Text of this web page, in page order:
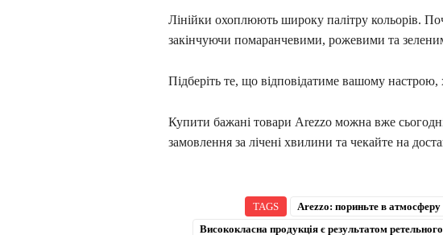
Лінійки охоплюють широку палітру кольорів.
закінчуючи помаранчевими, рожевими та
Підберіть те, що відповідатиме вашому настрою,
Купити бажані товари Arezzo можна вже
замовлення за лічені хвилини та чекайте на
TAGS Arezzo: пориньте в атмосферу
Висококласна продукція є результатом